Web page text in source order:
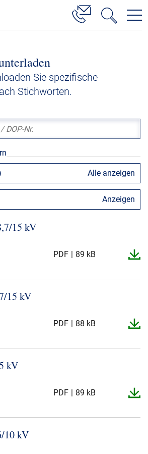
Sie spezifische
Stichworten.
Alle anzeigen
Anzeigen
15 kV
PDF 89 kB
15 kV
PDF 88 kB
kV
PDF 89 kB
10 kV